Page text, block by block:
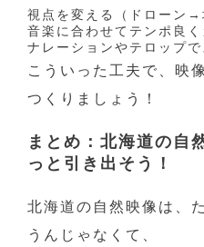
視点を変える（ドローン
音楽に合わせてテンポ良く
ナレーションやテロップ
こういった工夫で、映
つくりましょう！
まとめ：北海道の自
っと引き出そう！
北海道の自然映像は、
うんじゃなくて、